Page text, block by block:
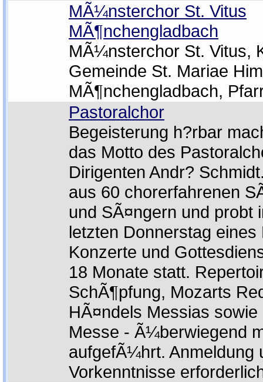
MÃ¼nsterchor St. Vitus
MÃ¶nchengladbach
MÃ¼nsterchor St. Vitus,
Gemeinde St. Mariae
MÃ¶nchengladbach,
Pastoralchor
Begeisterung h?rbar
das Motto des
Dirigenten Andr?
aus 60 chorerfahrenen
und SÃ¤ngern und probt
letzten Donnerstag eines
Konzerte und
18 Monate statt.
SchÃ¶pfung, Mozarts
HÃ¤ndels Messias
Messe - Ã¼berwiegend
aufgefÃ¼hrt. Anmeldung
Vorkenntnisse